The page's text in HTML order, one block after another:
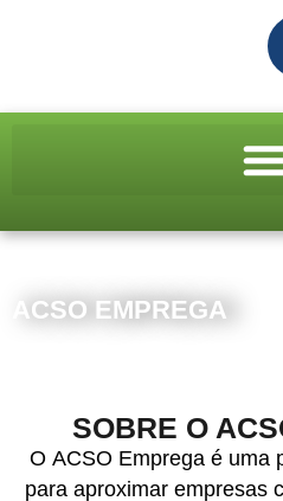
ACSO EMPREGA
SOBRE O
O ACSO Emprega é uma
para aproximar empresas